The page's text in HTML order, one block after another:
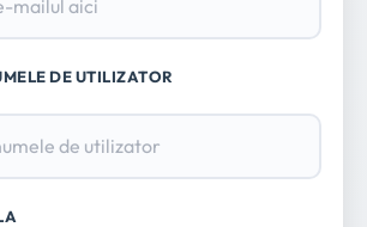
DE UTILIZATOR